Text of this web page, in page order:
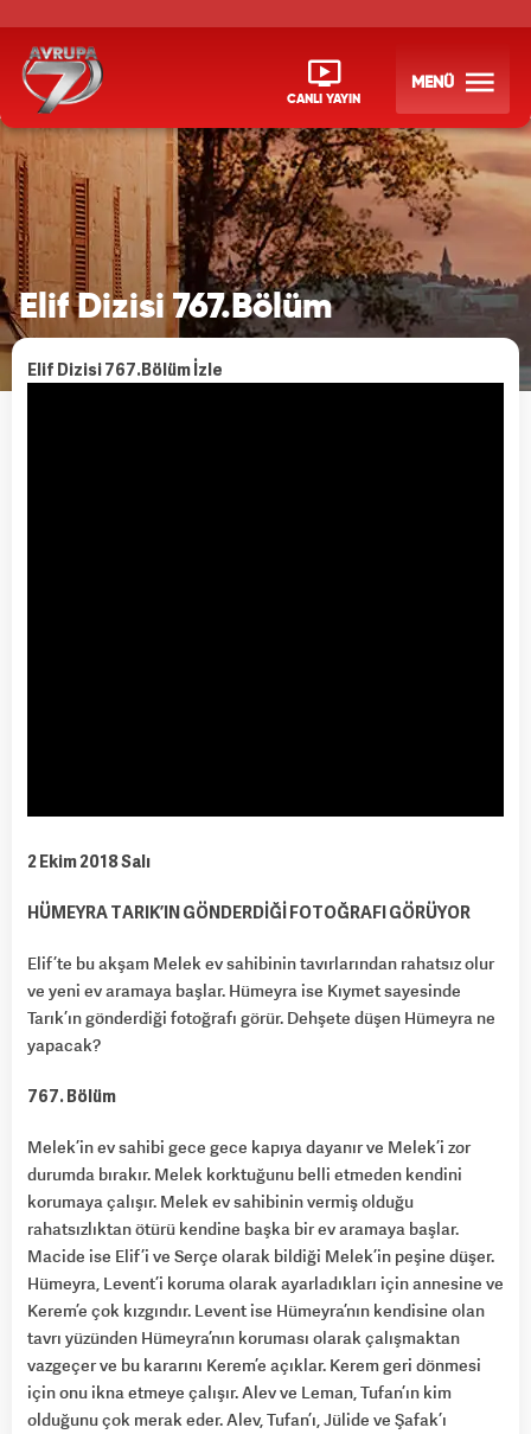
CANLI YAYIN
MENÜ
Elif Dizisi 767.Bölüm
Elif Dizisi 767.Bölüm İzle
2 Ekim 2018 Salı
HÜMEYRA TARIK’IN GÖNDERDİĞİ FOTOĞRAFI GÖRÜYOR
Elif’te bu akşam Melek ev sahibinin tavırlarından rahatsız olur
ve yeni ev aramaya başlar. Hümeyra ise Kıymet sayesinde
Tarık’ın gönderdiği fotoğrafı görür. Dehşete düşen Hümeyra ne
yapacak?
767. Bölüm
Melek’in ev sahibi gece gece kapıya dayanır ve Melek’i zor
durumda bırakır. Melek korktuğunu belli etmeden kendini
korumaya çalışır. Melek ev sahibinin vermiş olduğu
rahatsızlıktan ötürü kendine başka bir ev aramaya başlar.
Macide ise Elif’i ve Serçe olarak bildiği Melek’in peşine düşer.
Hümeyra, Levent’i koruma olarak ayarladıkları için annesine ve
Kerem’e çok kızgındır. Levent ise Hümeyra’nın kendisine olan
tavrı yüzünden Hümeyra’nın koruması olarak çalışmaktan
vazgeçer ve bu kararını Kerem’e açıklar. Kerem geri dönmesi
için onu ikna etmeye çalışır. Alev ve Leman, Tufan’ın kim
olduğunu çok merak eder. Alev, Tufan’ı, Jülide ve Şafak’ı